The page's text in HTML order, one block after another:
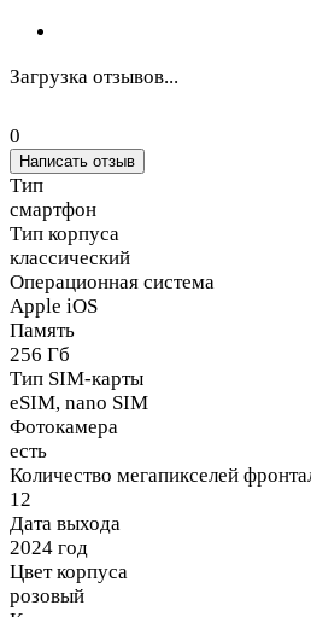
Загрузка отзывов...
0
Написать отзыв
Тип
смартфон
Тип корпуса
классический
Операционная система
Apple iOS
Память
256 Гб
Тип SIM-карты
eSIM, nano SIM
Фотокамера
есть
Количество мегапикселей
12
Дата выхода
2024 год
Цвет корпуса
розовый